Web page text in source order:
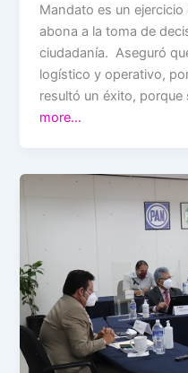
Mandato es un
abona a la toma de
ciudadanía. Aseguró
logístico y operativo,
resultó un éxito,
more…